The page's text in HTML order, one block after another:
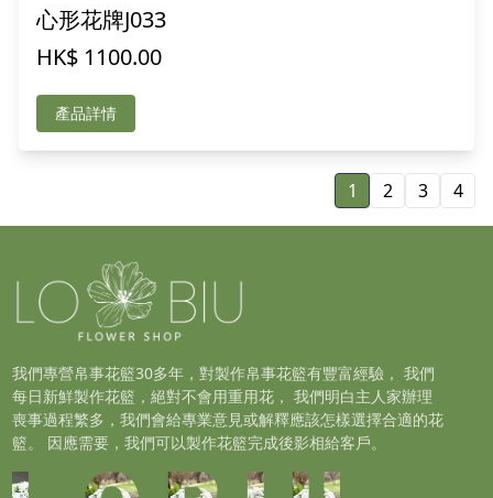
心形花牌J033
HK$ 1100.00
產品詳情
1 2 3 4
我們專營帛事花籃30多年，對製作帛事花籃有豐富經驗， 我們
每日新鮮製作花籃，絕對不會用重用花， 我們明白主人家辦理
喪事過程繁多，我們會給專業意見或解釋應該怎樣選擇合適的花
籃。 因應需要，我們可以製作花籃完成後影相給客戶。